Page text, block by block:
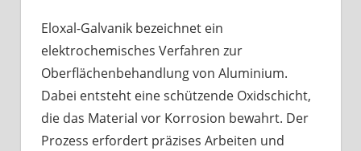
Eloxal-Galvanik bezeichnet ein
elektrochemisches Verfahren zur
Oberflächenbehandlung von Aluminium.
Dabei entsteht eine schützende Oxidschicht,
die das Material vor Korrosion bewahrt. Der
Prozess erfordert präzises Arbeiten und